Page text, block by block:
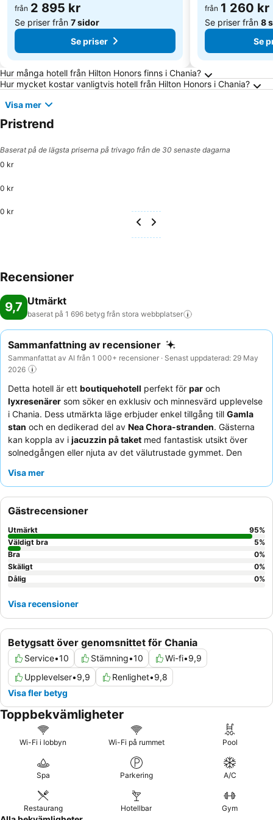
frukosten som serveras här, ger energi för dagen. För speciella
smaker eller preferenser erbjuds: dieträtter, glutenfria måltider och
vegetariska rätter Därutöver erbjuder hotellet även särskilda
matönskemål. En särskild attraktion är matlagningsshowen där
gästerna kan följa kockarnas spännande arbete. Kreditkort:
MasterCard blir på boendet accepteras som betalningsätt.
från 2 895 kr
Se priser från 7 sidor
Se priser
från 1 260 kr
Se priser från 8
Se
Vanliga frågor om Chania
Hur många hotell från Hilton Honors finns i Chania?
Hur mycket kostar vanligtvis hotell från Hilton Honors i Chania?
Visa mer
Pristrend
Baserat på de lägsta priserna på trivago från de 30 senaste dagarna
0 kr
0 kr
0 kr
Recensioner
9,7 Utmärkt
baserat på 1 696 betyg från stora webbplatser
Sammanfattning av recensioner
Sammanfattat av AI från 1 000+ recensioner · Senast uppdaterad: 29 May
2026
Detta hotell är ett boutiquehotell perfekt för par och
lyxresenärer som söker en exklusiv och minnesvärd upplevelse
i Chania. Dess utmärkta läge erbjuder enkel tillgång till Gamla
stan och en dedikerad del av Nea Chora-stranden. Gästerna
kan koppla av i jacuzzin på taket med fantastisk utsikt över
solnedgången eller njuta av det välutrustade gymmet. Den
erbjudandena, särskilt den mycket uppskattade
förväntningarna. För den bästa upplevelsen, överväg ett rum
med havsutsikt för att fullt ut uppskatta de vackra
omgivningarna.
Visa mer
Betygsatt över genomsnittet för Chania
Service•10 Stämning•10 Wi-fi•9,9
Upplevelser•9,9 Renlighet•9,8
Visa fler betyg
Gästrecensioner
Utmärkt 95%
Väldigt bra
5%
Bra
0%
Skäligt
0%
Dålig
0%
Visa recensioner
Toppbekvämligheter
Wi-Fi i lobbyn Wi-Fi på rummet Pool
Spa Parkering A/C
Restaurang Hotellbar Gym